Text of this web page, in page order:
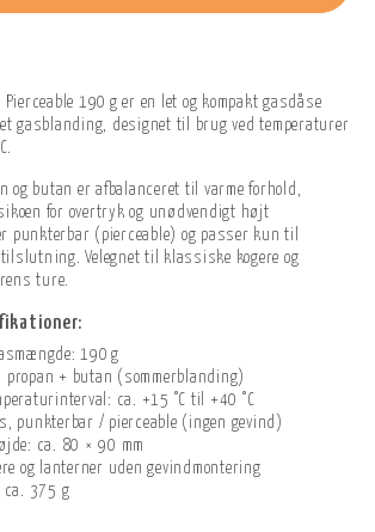
Pierceable 190 g er en let og kompakt gasdåse
gasblanding, designet til brug ved temperaturer
og butan er afbalanceret til varme forhold,
for overtryk og unødvendigt højt
punkterbar (pierceable) og passer kun til
Velegnet til klassiske kogere og
ture.
190 g
propan + butan (sommerblanding)
ca. +15 °C til +40 °C
punkterbar / pierceable (ingen gevind)
ca. 80 × 90 mm
og lanterner uden gevindmontering
375 g